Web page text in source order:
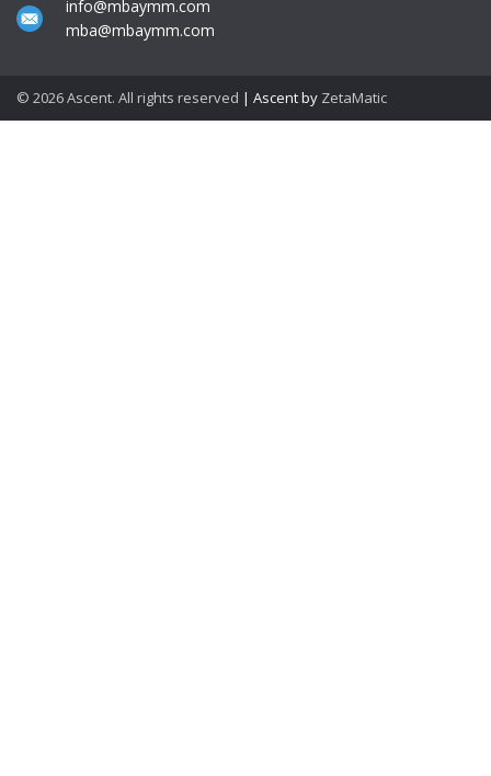
info@mbaymm.com
mba@mbaymm.com
© 2026 Ascent. All rights reserved | Ascent by ZetaMatic